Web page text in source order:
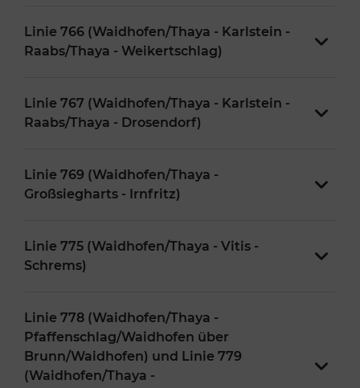
Linie 766 (Waidhofen/Thaya - Karlstein -
Raabs/Thaya - Weikertschlag)
Linie 767 (Waidhofen/Thaya - Karlstein -
Raabs/Thaya - Drosendorf)
Linie 769 (Waidhofen/Thaya -
Großsiegharts - Irnfritz)
Linie 775 (Waidhofen/Thaya - Vitis -
Schrems)
Linie 778 (Waidhofen/Thaya -
Pfaffenschlag/Waidhofen über
Brunn/Waidhofen) und Linie 779
(Waidhofen/Thaya -